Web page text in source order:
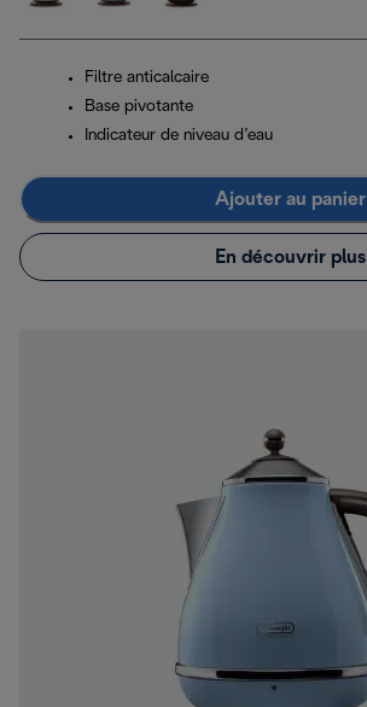
Filtre anticalcaire
Base pivotante
Indicateur de niveau d’eau
Ajouter au panier
En découvrir plus